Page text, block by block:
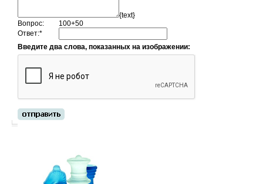
{text}
Вопрос:
100+50
Ответ:*
Введите два слова, показанных на изображении: